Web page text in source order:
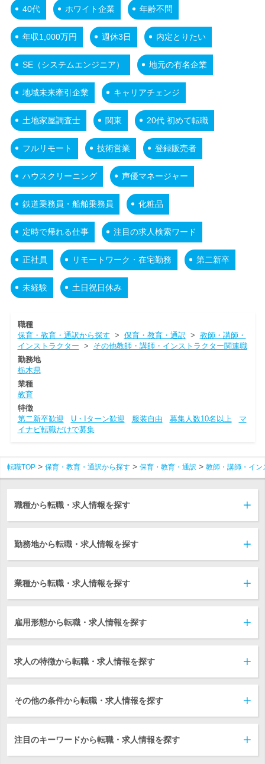
40代 ホワイト企業 年齢不問
年収1,000万円 週休3日 内定とりたい
SE（システムエンジニア） 地元の有名企業
地域未来牽引企業 キャリアチェンジ
土地家屋調査士 関東 20代 初めて転職
フルリモート 技術営業 登録販売者
ハウスクリーニング 声優マネージャー
鉄道乗務員・船舶乗務員 化粧品
定時で帰れる仕事 注目の求人検索ワード
正社員 リモートワーク・在宅勤務 第二新卒
未経験 土日祝日休み
職種
保育・教育・通訳から探す > 保育・教育・通訳 > 教師・講師・
インストラクター > その他教師・講師・インストラクター関連職
勤務地
栃木県
業種
教育
特徴
第二新卒歓迎
U・Iターン歓迎 服装自由 募集人数10名以上
マ
イナビ転職だけで募集
転職TOP 保育・教育・通訳から探す 保育・教育・通訳 教師・講師・イン
職種から転職・求人情報を探す
勤務地から転職・求人情報を探す
業種から転職・求人情報を探す
雇用形態から転職・求人情報を探す
求人の特徴から転職・求人情報を探す
その他の条件から転職・求人情報を探す
注目のキーワードから転職・求人情報を探す